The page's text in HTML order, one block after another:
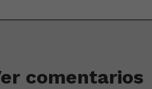
comentarios